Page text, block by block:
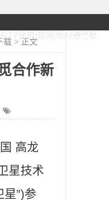
(TP钱包)官网|你的通用数
载 > 正文
合作新
高龙
星技术
星”)参